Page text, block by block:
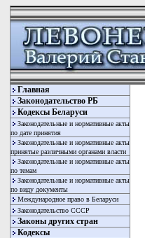
Главная
Законодательство РБ
Кодексы Беларуси
Законодательные и нормативные акты
по дате принятия
Законодательные и нормативные акты
принятые различными органами власти
Законодательные и нормативные акты
по темам
Законодательные и нормативные акты
по виду документы
Международное право в Беларуси
Законодательство СССР
Законы других стран
Кодексы